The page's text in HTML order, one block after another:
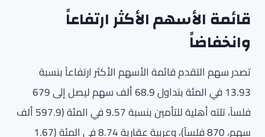
قائمة الأسهم الأكثر ارتفاعاً
وانخفاضاً
تصدر سهم التقدم قائمة الأسهم الأكثر ارتفاعاً بنسبة
13.93 في المئة بتداول 68.9 ألف سهم ليصل إلى 679
فلساً، تلته أهلية للتأمين بنسبة 9.57 في المئة (597.9 ألف
سهم، 870 فلساً)، وعربية عقارية 8.74 في المئة (1.67